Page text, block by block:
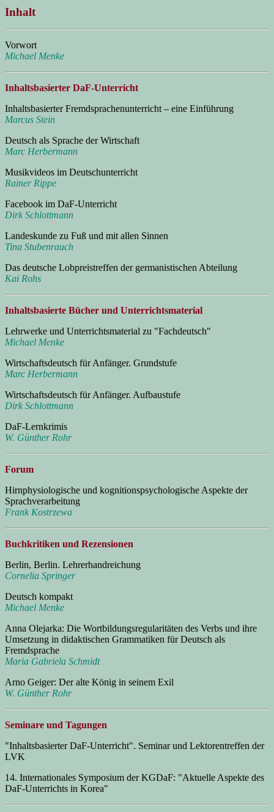
Inhalt
Vorwort
Michael Menke
Inhaltsbasierter DaF-Unterricht
Inhaltsbasierter Fremdsprachenunterricht – eine Einführung
Marcus Stein
Deutsch als Sprache der Wirtschaft
Marc Herbermann
Musikvideos im Deutschunterricht
Rainer Rippe
Facebook im DaF-Unterricht
Dirk Schlottmann
Landeskunde zu Fuß und mit allen Sinnen
Tina Stubenrauch
Das deutsche Lobpreistreffen der germanistischen Abteilung
Kai Rohs
Inhaltsbasierte Bücher und Unterrichtsmaterial
Lehrwerke und Unterrichtsmaterial zu "Fachdeutsch"
Michael Menke
Wirtschaftsdeutsch für Anfänger. Grundstufe
Marc Herbermann
Wirtschaftsdeutsch für Anfänger. Aufbaustufe
Dirk Schlottmann
DaF-Lernkrimis
W. Günther Rohr
Forum
Hirnphysiologische und kognitionspsychologische Aspekte der
Sprachverarbeitung
Frank Kostrzewa
Buchkritiken und Rezensionen
Berlin, Berlin. Lehrerhandreichung
Cornelia Springer
Deutsch kompakt
Michael Menke
Anna Olejarka: Die Wortbildungsregularitäten des Verbs und ihre
Umsetzung in didaktischen Grammatiken für Deutsch als
Fremdsprache
Maria Gabriela Schmidt
Arno Geiger: Der alte König in seinem Exil
W. Günther Rohr
Seminare und Tagungen
"Inhaltsbasierter DaF-Unterricht". Seminar und Lektorentreffen der
LVK
14. Internationales Symposium der KGDaF: "Aktuelle Aspekte des
DaF-Unterrichts in Korea"